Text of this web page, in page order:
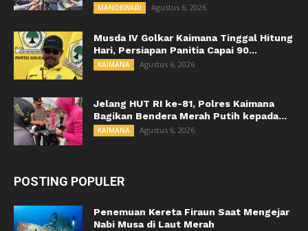
MANOKWARI Agustus 6, 2026
Musda IV Golkar Kaimana Tinggal Hitung
Hari, Persiapan Panitia Capai 90...
KAIMANA Agustus 6, 2026
Jelang HUT RI ke-81, Polres Kaimana
Bagikan Bendera Merah Putih kepada...
KAIMANA Agustus 6, 2026
POSTING POPULER
Penemuan Kereta Firaun Saat Mengejar
Nabi Musa di Laut Merah